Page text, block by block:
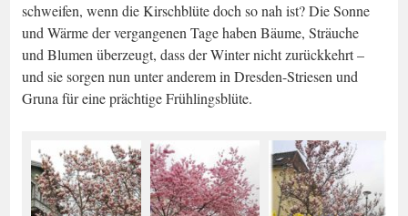
schweifen, wenn die Kirschblüte doch so nah ist? Die Sonne
und Wärme der vergangenen Tage haben Bäume, Sträuche
und Blumen überzeugt, dass der Winter nicht zurückkehrt –
und sie sorgen nun unter anderem in Dresden-Striesen und
Gruna für eine prächtige Frühlingsblüte.